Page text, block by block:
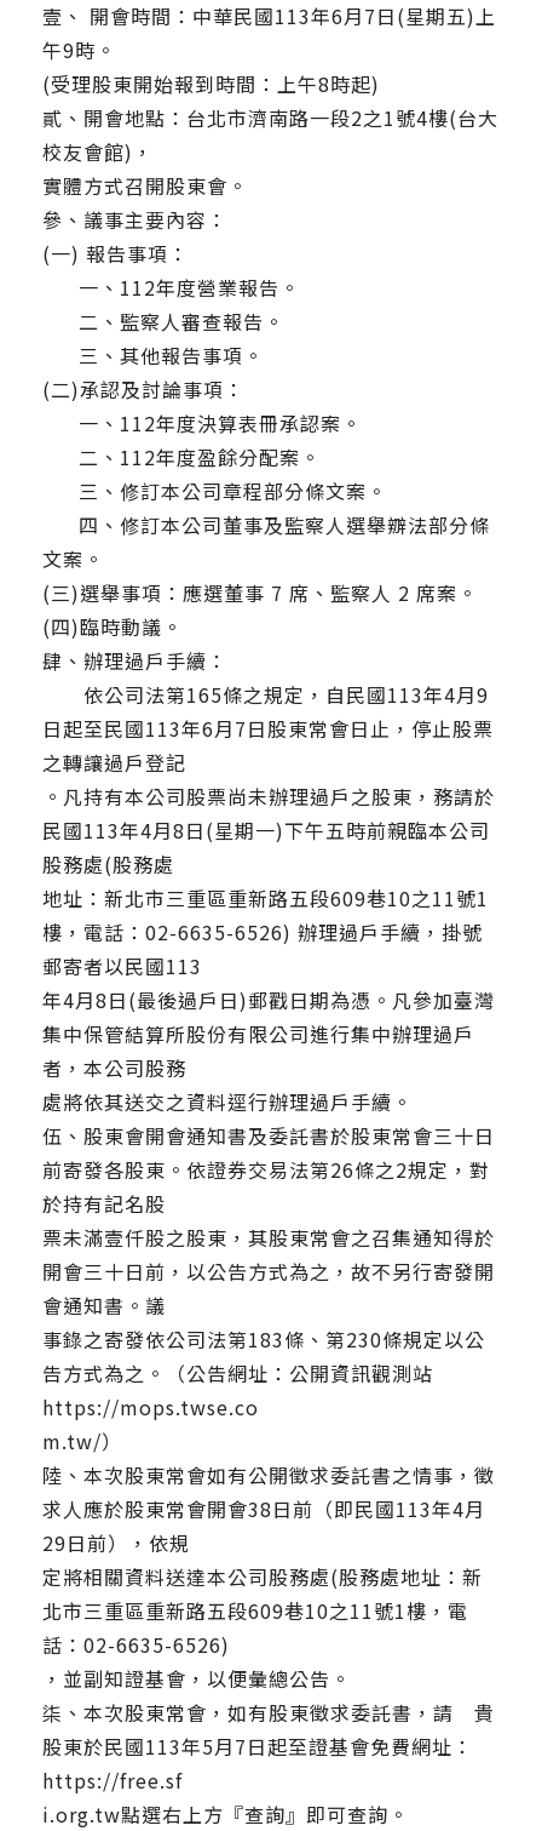
壹、 開會時間：中華民國113年6月7日(星期五)上
午9時。
(受理股東開始報到時間：上午8時起)
貳、開會地點：台北市濟南路一段2之1號4樓(台大
校友會館)，
實體方式召開股東會。
參、議事主要內容：
(一) 報告事項：
一、112年度營業報告。
二、監察人審查報告。
三、其他報告事項。
(二)承認及討論事項：
一、112年度決算表冊承認案。
二、112年度盈餘分配案。
三、修訂本公司章程部分條文案。
四、修訂本公司董事及監察人選舉辧法部分條
文案。
(三)選舉事項：應選董事 7 席、監察人 2 席案。
(四)臨時動議。
肆、辦理過戶手續：
依公司法第165條之規定，自民國113年4月9
日起至民國113年6月7日股東常會日止，停止股票
之轉讓過戶登記
。凡持有本公司股票尚未辦理過戶之股東，務請於
民國113年4月8日(星期一)下午五時前親臨本公司
股務處(股務處
地址：新北市三重區重新路五段609巷10之11號1
樓，電話：02-6635-6526) 辦理過戶手續，掛號
郵寄者以民國113
年4月8日(最後過戶日)郵戳日期為憑。凡參加臺灣
集中保管結算所股份有限公司進行集中辦理過戶
者，本公司股務
處將依其送交之資料逕行辦理過戶手續。
伍、股東會開會通知書及委託書於股東常會三十日
前寄發各股東。依證券交易法第26條之2規定，對
於持有記名股
票未滿壹仟股之股東，其股東常會之召集通知得於
開會三十日前，以公告方式為之，故不另行寄發開
會通知書。議
事錄之寄發依公司法第183條、第230條規定以公
告方式為之。（公告網址：公開資訊觀測站
https://mops.twse.co
m.tw/）
陸、本次股東常會如有公開徵求委託書之情事，徵
求人應於股東常會開會38日前（即民國113年4月
29日前），依規
定將相關資料送達本公司股務處(股務處地址：新
北市三重區重新路五段609巷10之11號1樓，電
話：02-6635-6526)
，並副知證基會，以便彙總公告。
柒、本次股東常會，如有股東徵求委託書，請 貴
股東於民國113年5月7日起至證基會免費網址：
https://free.sf
i.org.tw點選右上方『查詢』即可查詢。